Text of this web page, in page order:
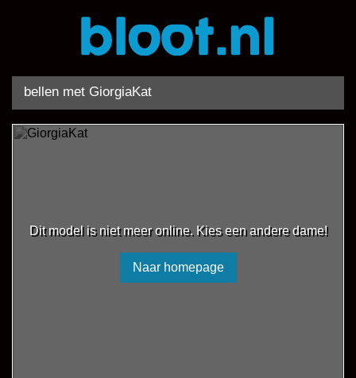
bellen met GiorgiaKat
Dit model is niet meer online. Kies een andere dame!
Naar homepage